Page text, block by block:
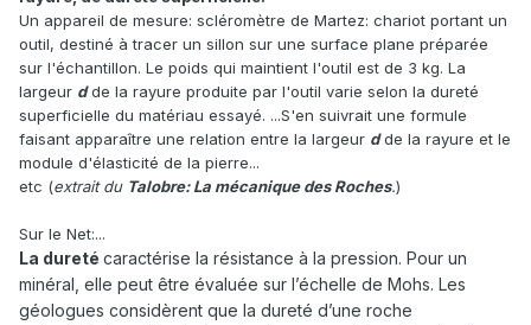
Un appareil de mesure: scléromètre de Martez: chariot portant un
outil, destiné à tracer un sillon sur une surface plane préparée
sur l'échantillon. Le poids qui maintient l'outil est de 3 kg. La
largeur dde la rayure produite par l'outil varie selon la dureté
superficielle du matériau essayé. ...S'en suivrait une formule
faisant apparaître une relation entre la largeur dde la rayure et le
module d'élasticité de la pierre...
etc (extrait du Talobre: La mécanique des Roches.)
Sur le Net:...
La dureté caractérise la résistance à la pression. Pour un
minéral, elle peut être évaluée sur l’échelle de Mohs. Les
géologues considèrent que la dureté d’une roche